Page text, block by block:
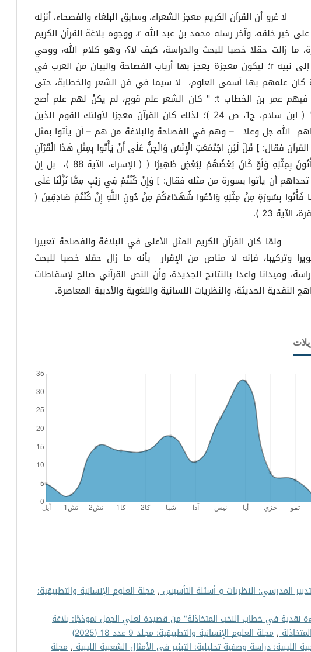
أن القرآن الكريم معجز الشعراء، وسابق البلغاء والفصحاء، أنزله
الله على خير خلقه، وآخر رسله محمد بن عبد الله r، ووجوه بلاغة القرآن الكريم
ما زالت حقلا خصبا للبحث والدراسة، كيف لا؟، وهو كلام الله، ووحي
منه إلى نبيه r؛ ليكون معجزة يعجز بها أرباب الفصاحة والبيان من العرب في
كان علمهم بها أسمى العلوم، لا سيما في فن الشعر والخطابة، حتى
قال فيهم عمر بن الخطاب t: " كان الشعر علم قومٍ، لم يكنْ لهم علم أصح
منه" ( ابن سلام، ج1، ص 24 )؛ لذلك كان القرآن معجزا لأولئك القوم الذين
الله جل وعلا – وهم في الفصاحة والبلاغة من هم – أن يأتوا بمثل
فقال: ] قُلْ لَئِنِ اجْتَمَعَتِ الْإِنْسُ وَالْجِنُّ عَلَى أَنْ يَأْتُوا بِمِثْلِ هَذَا الْقُرْآنِ
لَا يَأْتُونَ بِمِثْلِهِ وَلَوْ كَانَ بَعْضُهُمْ لِبَعْضٍ ظَهِيرًا ( ( الإسراء، الآية 88 )، بل إن
تحداهم أن يأتوا بسورة من مثله فقال: ] وَإِنْ كُنْتُمْ فِي رَيْبٍ مِمَّا نَزَّلْنَا عَلَى
فَأْتُوا بِسُورَةٍ مِنْ مِثْلِهِ وَادْعُوا شُهَدَاءَكُمْ مِنْ دُونِ اللَّهِ إِنْ كُنْتُمْ صَادِقِينَ (
الآية 23 ).
كان القرآن الكريم المثل الأعلى في البلاغة والفصاحة تعبيرا
وتركيبا، فإنه لا مناص من الإقرار بأنه ما زال حقلا خصبا للبحث
وميدانا واعدا بالنتائج الجديدة، وأن النص القرآني صالح لإسقاطات
النقدية الحديثة، والنظريات اللسانية واللغوية والأدبية المعاصرة.
المدرسي: النظريات و أسئلة التأسيس, مجلة العلوم الإنسانية والتطبيقية:
نقدية في خطاب النخب المتخاذلة" من قصيدة لعلي الجمل نموذجًا: بلاغة
, مجلة العلوم الإنسانية والتطبيقية: مجلد 9 عدد 18 (2025)
الليبية: دراسة وصفية تحليلية: التبئير في الأمثال الشعبية الليبية, مجلة